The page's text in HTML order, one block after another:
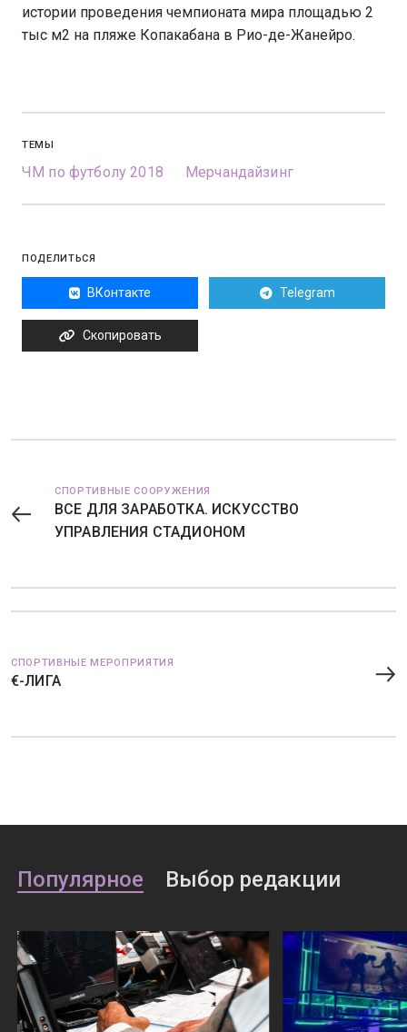
истории проведения чемпионата мира площадью 2
тыс м2 на пляже Копакабана в Рио-де-Жанейро.
ТЕМЫ
ЧМ по футболу 2018 Мерчандайзинг
ПОДЕЛИТЬСЯ
ВКонтакте Telegram
Скопировать
СПОРТИВНЫЕ СООРУЖЕНИЯ
ВСЕ ДЛЯ ЗАРАБОТКА. ИСКУССТВО
УПРАВЛЕНИЯ СТАДИОНОМ
СПОРТИВНЫЕ МЕРОПРИЯТИЯ
€-ЛИГА
Популярное Выбор редакции